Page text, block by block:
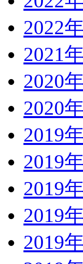
2022
2021
2020
2020
2019
2019
2019
2019
2019